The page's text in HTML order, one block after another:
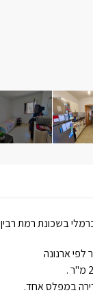
בשכונת רמת רבין
במפלס אחד.